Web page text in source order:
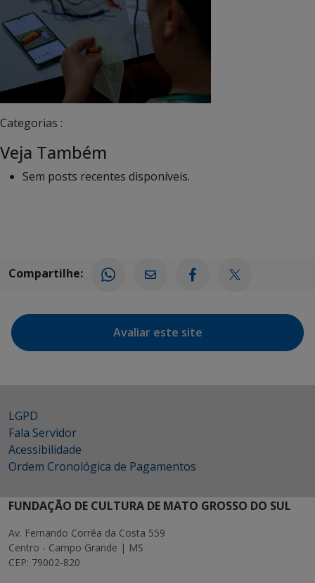
Categorias :
Veja Também
Sem posts recentes disponíveis.
Compartilhe:
Avaliar este site
LGPD
Fala Servidor
Acessibilidade
Ordem Cronológica de Pagamentos
FUNDAÇÃO DE CULTURA DE MATO GROSSO DO SUL
Av. Fernando Corrêa da Costa 559
Centro - Campo Grande | MS
CEP: 79002-820